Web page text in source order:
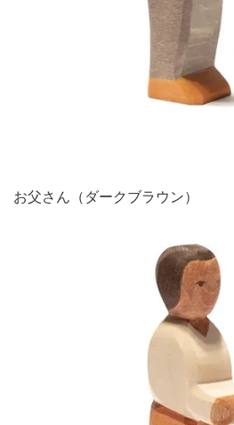
お父さん（ダークブラウン）